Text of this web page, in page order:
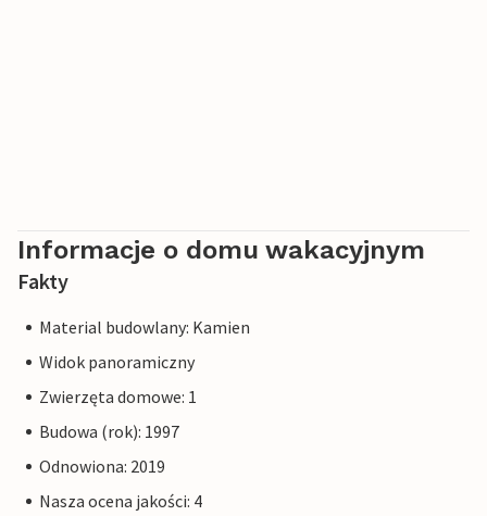
Informacje o domu wakacyjnym
Fakty
Material budowlany: Kamien
Widok panoramiczny
Zwierzęta domowe: 1
Budowa (rok): 1997
Odnowiona: 2019
Nasza ocena jakości: 4